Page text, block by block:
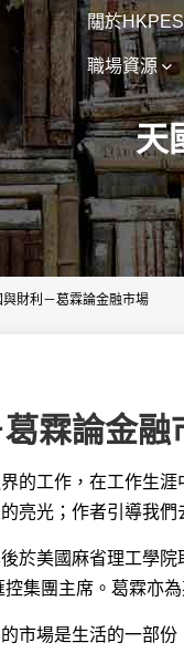
關於HKPES
職場資源
天
與財利－葛霖論金融市場
霖論金融
的工作，在工作生
亮光；作者引導我
於美國麻省理工學
集團主席。葛霖亦
市場是生活的一部